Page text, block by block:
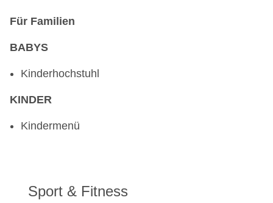
Für Familien
BABYS
Kinderhochstuhl
KINDER
Kindermenü
Sport & Fitness